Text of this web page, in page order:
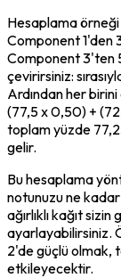
Hesaplama
Component
Component 3'ten
çevirirsiniz:
Ardından her
(77,5 x 0,50) +
toplam yüzde
gelir.
Bu hesaplama
notunuzu ne
ağırlıklı kağıt
ayarlayabilirsiniz.
2'de güçlü olmak,
etkileyecektir.